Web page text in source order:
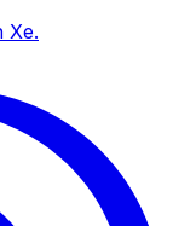
Xe.